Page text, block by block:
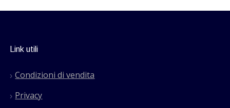
Link utili
Condizioni di vendita
Privacy